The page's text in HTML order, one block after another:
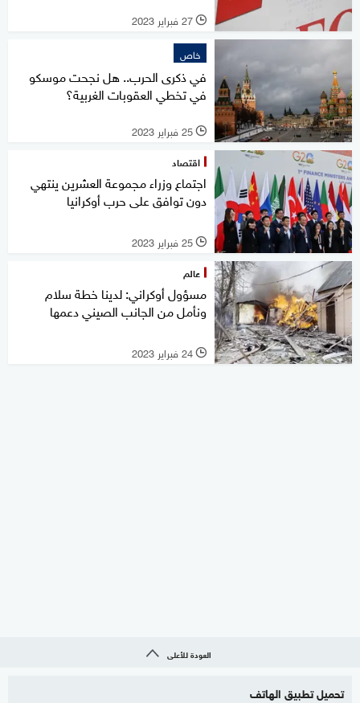
l 27 فبراير 2023
خاص
في ذكرى الحرب.. هل نجحت موسكو
في تخطي العقوبات الغربية؟
l 25 فبراير 2023
اقتصاد
اجتماع وزراء مجموعة العشرين ينتهي
دون توافق على حرب أوكرانيا
l 25 فبراير 2023
عالم
مسؤول أوكراني: لدينا خطة سلام
ونأمل من الجانب الصيني دعمها
l 24 فبراير 2023
العودة للأعلى
تحميل تطبيق الهاتف